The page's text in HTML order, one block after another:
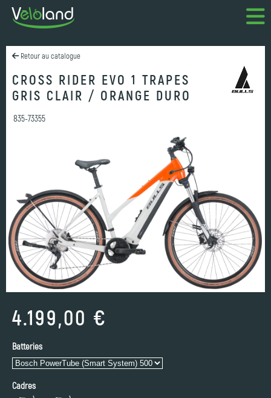
Retour au catalogue
CROSS RIDER EVO 1 TRAPES
GRIS CLAIR / ORANGE DURO
835-73355
4.199,00 €
Batteries
Cadres